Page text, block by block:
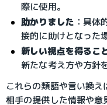
際に使用。
助かりました ：具体
接的に助けとなった
新しい視点を得るこ
新たな考え方や方針
これらの類語や言い換え
相手の提供した情報や